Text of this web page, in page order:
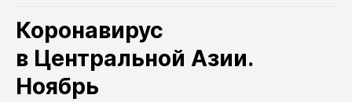
Коронавирус
в Центральной Азии.
Ноябрь